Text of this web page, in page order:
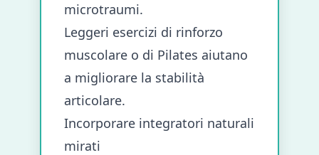
microtraumi.
Leggeri esercizi di rinforzo
muscolare o di Pilates aiutano
a migliorare la stabilità
articolare.
Incorporare integratori naturali
mirati